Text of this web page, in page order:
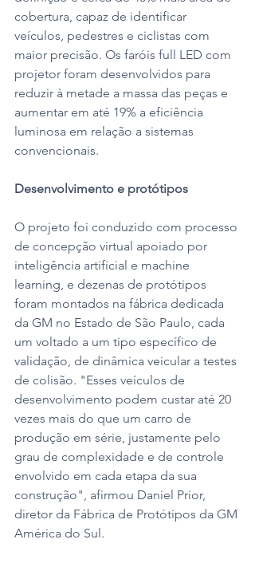
cobertura, capaz de identificar
veículos, pedestres e ciclistas com
maior precisão. Os faróis full LED com
projetor foram desenvolvidos para
reduzir à metade a massa das peças e
aumentar em até 19% a eficiência
luminosa em relação a sistemas
convencionais.
Desenvolvimento e protótipos
O projeto foi conduzido com processo
de concepção virtual apoiado por
inteligência artificial e machine
learning, e dezenas de protótipos
foram montados na fábrica dedicada
da GM no Estado de São Paulo, cada
um voltado a um tipo específico de
validação, de dinâmica veicular a testes
de colisão. "Esses veículos de
desenvolvimento podem custar até 20
vezes mais do que um carro de
produção em série, justamente pelo
grau de complexidade e de controle
envolvido em cada etapa da sua
construção", afirmou Daniel Prior,
diretor da Fábrica de Protótipos da GM
América do Sul.